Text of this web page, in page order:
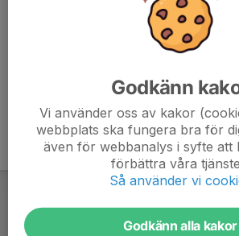
Godkänn
Vi använder oss av kakor
webbplats ska fungera bra för
även för webbanalys i syfte att
förbättra våra
Så använder vi
Godkänn alla kakor